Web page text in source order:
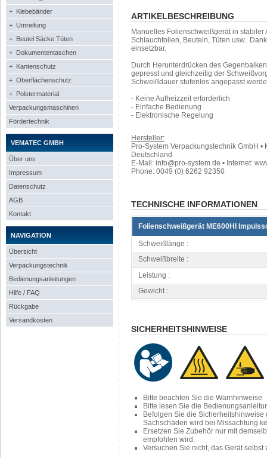
+ Klebebänder
+ Umreifung
+ Beutel Säcke Tüten
+ Dokumententaschen
+ Kantenschutz
+ Oberflächenschutz
+ Polstermaterial
Verpackungsmaschinen
Fördertechnik
VEMATEC GMBH
Über uns
Impressum
Datenschutz
AGB
Kontakt
NAVIGATION
Übersicht
Verpackungstechnik
Bedienungsanleitungen
Hilfe / FAQ
Rückgabe
Versandkosten
ARTIKELBESCHREIBUNG
Manuelles Folienschweißgerät in
Schlauchfolien, Beuteln, Tüten usw..
einsetzbar.
Durch Herunterdrücken des
gepresst und gleichzeitig der
Schweißdauer stufenlos angepasst
- Keine Aufheizzeit erforderlich
- Einfache Bedienung
- Elektronische Regelung
Hersteller:
Pro-System Verpackungstechnik GmbH
Deutschland
E-Mail: info@pro-system.de • Internet:
Phone: 0049 (0) 6262 92350
TECHNISCHE INFORMATIONEN
Folienschweißgerät ME600HI
Schweißlänge :
Schweißbreite :
Leistung :
Gewicht :
SICHERHEITSHINWEISE
Bitte beachten Sie die Warnhinweise
Bitte lesen Sie die
Befolgen Sie die
Sachschäden wird bei Missachtung
Ersetzen Sie Zubehör nur mit
empfohlen wird.
Versuchen Sie nicht, das Gerät